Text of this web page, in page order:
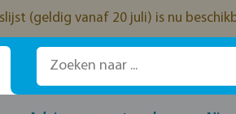
(geldig vanaf 20 juli) is nu